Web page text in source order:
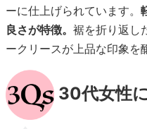
ーに仕上げられています。
良さが特徴。 裾を折り返し
ークリースが上品な印象を
30代女性